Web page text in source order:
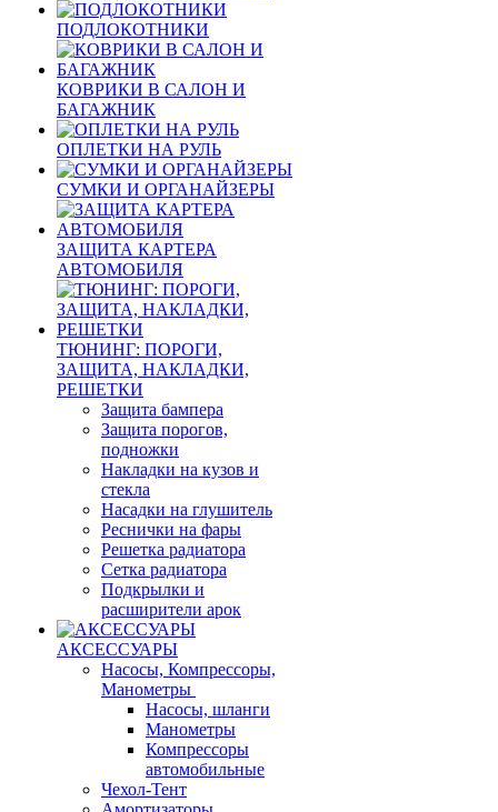
ПОДЛОКОТНИКИ
КОВРИКИ В САЛОН И
БАГАЖНИК
ОПЛЕТКИ НА РУЛЬ
СУМКИ И ОРГАНАЙЗЕРЫ
ЗАЩИТА КАРТЕРА
АВТОМОБИЛЯ
ТЮНИНГ: ПОРОГИ,
ЗАЩИТА, НАКЛАДКИ,
РЕШЕТКИ
Защита бампера
Защита порогов,
подножки
Накладки на кузов и
стекла
Насадки на глушитель
Реснички на фары
Решетка радиатора
Сетка радиатора
Подкрылки и
расширители арок
АКСЕССУАРЫ
Насосы, Компрессоры,
Манометры
Насосы, шланги
Манометры
Компрессоры
автомобильные
Чехол-Тент